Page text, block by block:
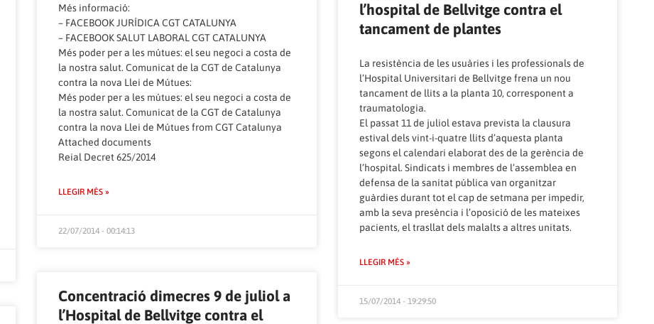
Més informació:
– FACEBOOK JURÍDICA CGT CATALUNYA
– FACEBOOK SALUT LABORAL CGT CATALUNYA
Més poder per a les mútues: el seu negoci a costa de
la nostra salut. Comunicat de la CGT de Catalunya
contra la nova Llei de Mútues:
Més poder per a les mútues: el seu negoci a costa de
la nostra salut. Comunicat de la CGT de Catalunya
contra la nova Llei de MútuesfromCGT Catalunya
Attached documents
Reial Decret 625/2014
LLEGIR MÉS »
22/07/2014 - 00:14:13
l’hospital de Bellvitge contra el
tancament de plantes
La resistència de les usuàries i les professionals de
l’Hospital Universitari de Bellvitge frena un nou
tancament de llits a la planta 10, corresponent a
traumatologia.
El passat 11 de juliol estava prevista la clausura
estival dels vint-i-quatre llits d’aquesta planta
segons el calendari elaborat des de la gerència de
l’hospital. Sindicats i membres de l’assemblea en
defensa de la sanitat pública van organitzar
guàrdies durant tot el cap de setmana per impedir,
amb la seva presència i l’oposició de les mateixes
pacients, el trasllat dels malalts a altres unitats.
LLEGIR MÉS »
15/07/2014 - 19:29:50
Concentració dimecres 9 de juliol a
l’Hospital de Bellvitge contra el